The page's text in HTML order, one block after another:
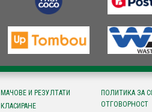
МАЧОВЕ И РЕЗУЛТАТИ
КЛАСИРАНЕ
ПОЛИТИКА ЗА
ОТГОВОРНОСТ